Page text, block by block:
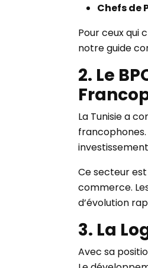
Chefs de
Pour ceux qui
notre guide
2. Le
La Tunisie a
Ce secteur
commerce.
d’évolution
3. La
Avec sa